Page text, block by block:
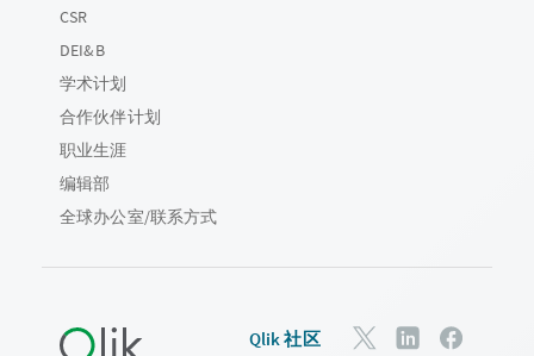
CSR
DEI&B
学术计划
合作伙伴计划
职业生涯
编辑部
全球办公室/联系方式
Qlik 社区